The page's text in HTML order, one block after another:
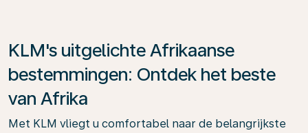
KLM's uitgelichte Afrikaanse
bestemmingen: Ontdek het beste
van Afrika
Met KLM vliegt u comfortabel naar de belangrijkste